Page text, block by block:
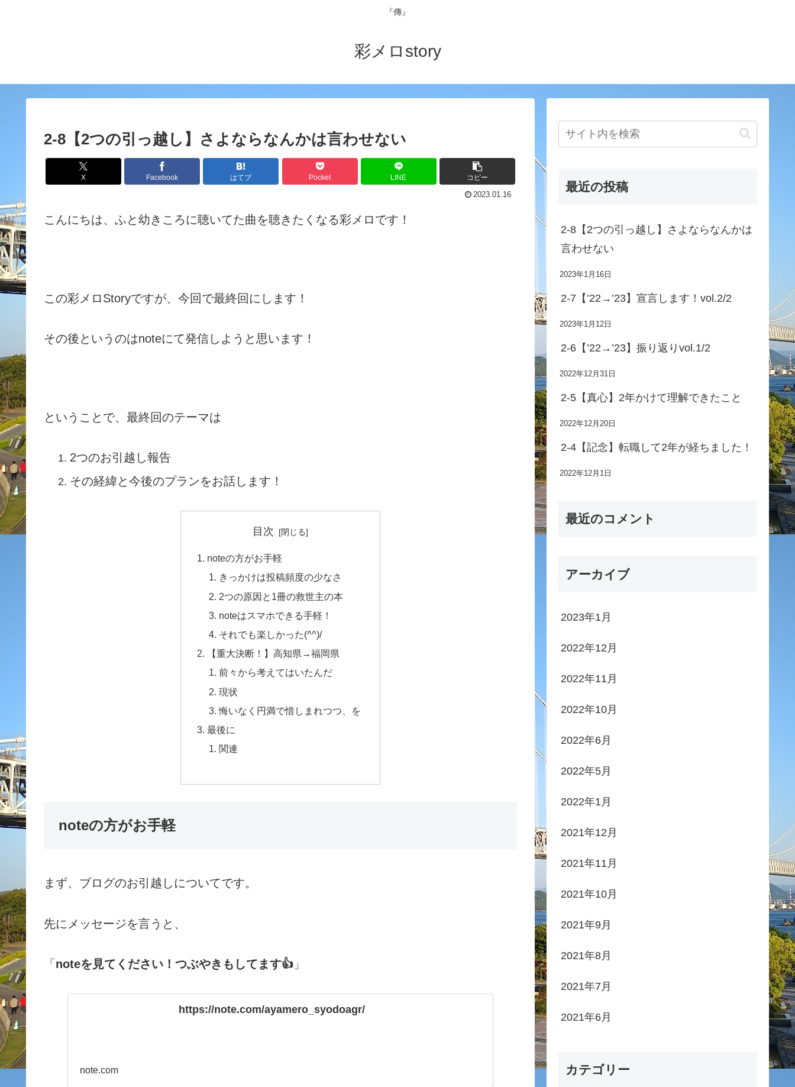
『傳』
彩メロstory
2-8【2つの引っ越し】さよならなんかは言わせない
X Facebook はてブ Pocket LINE コピー
2023.01.16
こんにちは、ふと幼きころに聴いてた曲を聴きたくなる彩メロです！
この彩メロStoryですが、今回で最終回にします！
その後というのはnoteにて発信しようと思います！
ということで、 最終回のテーマは
2つのお引越し報告
その経緯と今後のプランをお話します！
目次
noteの方がお手軽
きっかけは投稿頻度の少なさ
2つの原因と1冊の救世主の本
noteはスマホできる手軽！
それでも楽しかった(^^)/
【重大決断！】高知県→福岡県
前々から考えてはいたんだ
現状
悔いなく円満で惜しまれつつ、を
最後に
関連
noteの方がお手軽
まず、ブログのお引越しについてです。
先にメッセージを言うと、
「 noteを見てください！つぶやきもしてます👍 」
https://note.com/ayamero_syodoagr/
note.com
最近の投稿
2-8【2つの引っ越し】さよならなんかは
言わせない
2023年1月16日
2-7【’22→’23】宣言します！vol.2/2
2023年1月12日
2-6【’22→’23】振り返りvol.1/2
2022年12月31日
2-5【真心】2年かけて理解できたこと
2022年12月20日
2-4【記念】転職して2年が経ちました！
2022年12月1日
最近のコメント
アーカイブ
2023年1月
2022年12月
2022年11月
2022年10月
2022年6月
2022年5月
2022年1月
2021年12月
2021年11月
2021年10月
2021年9月
2021年8月
2021年7月
2021年6月
カテゴリー